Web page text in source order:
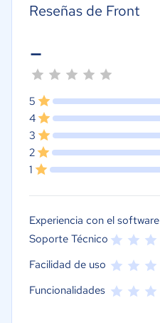
Reseñas de Front
-
5
4
3
2
1
Experiencia con el software
Soporte Técnico
Facilidad de uso
Funcionalidades